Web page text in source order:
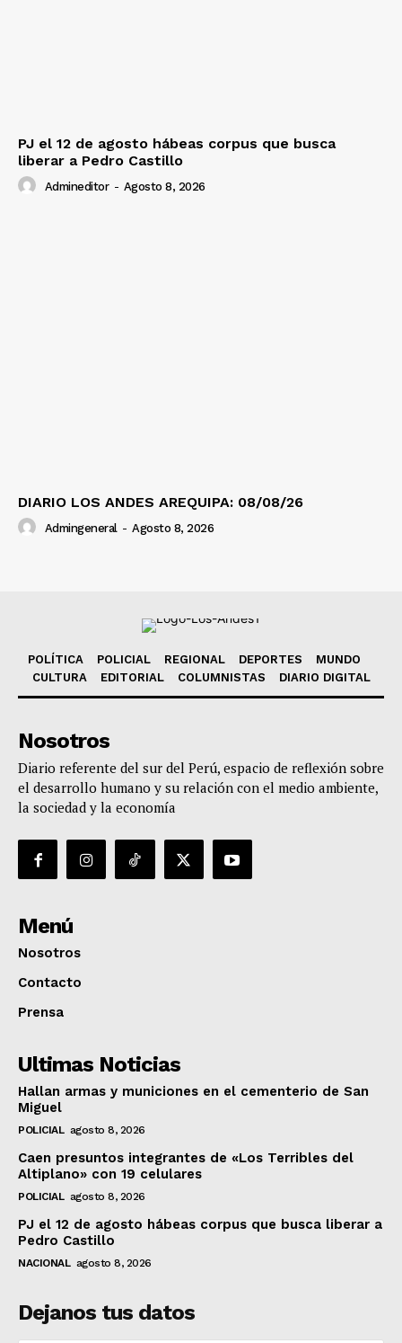
PJ el 12 de agosto hábeas corpus que busca
liberar a Pedro Castillo
Admineditor - Agosto 8, 2026
DIARIO LOS ANDES AREQUIPA: 08/08/26
Admingeneral - Agosto 8, 2026
POLÍTICA POLICIAL REGIONAL DEPORTES
MUNDO
CULTURA
EDITORIAL COLUMNISTAS DIARIO DIGITAL
Nosotros
Diario referente del sur del Perú, espacio de reflexión sobre
el desarrollo humano y su relación con el medio ambiente,
la sociedad y la economía
Menú
Nosotros
Contacto
Prensa
Ultimas Noticias
Hallan armas y municiones en el cementerio de San
Miguel
POLICIAL agosto 8, 2026
Caen presuntos integrantes de «Los Terribles del
Altiplano» con 19 celulares
POLICIAL agosto 8, 2026
PJ el 12 de agosto hábeas corpus que busca liberar a
Pedro Castillo
NACIONAL agosto 8, 2026
Dejanos tus datos